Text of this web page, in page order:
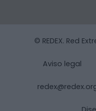
© REDEX. Red
Aviso legal